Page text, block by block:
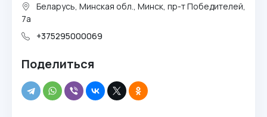
Беларусь, Минская обл., Минск, пр-т Победителей,
7а
+375295000069
Поделиться